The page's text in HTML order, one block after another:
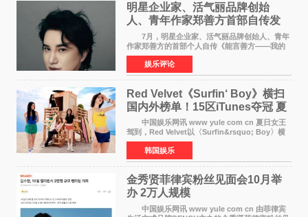
明星企业家、活气丽品牌创始
人、青年作家郑善方首部自传发
布， 书写跨界创业者的成长答卷
7月，明星企业家、活气丽品牌创始人、青年
作家郑善方的首部个人自传《能言善方——我的
跨界人生》正式发行。这本书以他的人生轨迹为
脉络，首次完整公开了从逐梦少年到横跨美业、
公益等多领域的
娱乐评论
Red Velvet《Surfin‘ Boy》横扫
国内外榜单！15区iTunes夺冠 夏
日女王强势回归
中国娱乐网讯 www yule com cn 夏日女王
驾到，Red Velvet以〈Surfin&rsquo; Boy〉横
扫国内外榜单，获得音乐粉丝的热烈反响。
Red Velvet于3日发行了夏日迷你专辑《Velvet
Summer》，
韩国娱乐
金秀贤菲律宾粉丝见面会10月举
办 2万人规模
中国娱乐网讯 www yule com cn 由菲律宾